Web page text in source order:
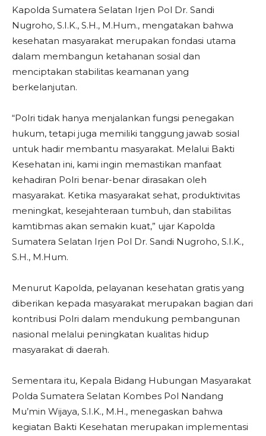
Kapolda Sumatera Selatan Irjen Pol Dr. Sandi
Nugroho, S.I.K., S.H., M.Hum., mengatakan bahwa
kesehatan masyarakat merupakan fondasi utama
dalam membangun ketahanan sosial dan
menciptakan stabilitas keamanan yang
berkelanjutan.
“Polri tidak hanya menjalankan fungsi penegakan
hukum, tetapi juga memiliki tanggung jawab sosial
untuk hadir membantu masyarakat. Melalui Bakti
Kesehatan ini, kami ingin memastikan manfaat
kehadiran Polri benar-benar dirasakan oleh
masyarakat. Ketika masyarakat sehat, produktivitas
meningkat, kesejahteraan tumbuh, dan stabilitas
kamtibmas akan semakin kuat,” ujar Kapolda
Sumatera Selatan Irjen Pol Dr. Sandi Nugroho, S.I.K.,
S.H., M.Hum.
Menurut Kapolda, pelayanan kesehatan gratis yang
diberikan kepada masyarakat merupakan bagian dari
kontribusi Polri dalam mendukung pembangunan
nasional melalui peningkatan kualitas hidup
masyarakat di daerah.
Sementara itu, Kepala Bidang Hubungan Masyarakat
Polda Sumatera Selatan Kombes Pol Nandang
Mu’min Wijaya, S.I.K., M.H., menegaskan bahwa
kegiatan Bakti Kesehatan merupakan implementasi